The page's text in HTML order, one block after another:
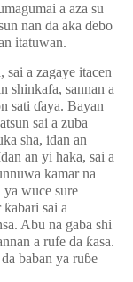
a aza su
nan da aka ɗebo
itatuwan.
sai a zagaye itacen
shinkafa, sannan a
sati ɗaya. Bayan
sai a zuba
sha, idan an
an yi haka, sai a
kamar na
ya wuce sure
ƙabari sai a
Abu na gaba shi
a rufe da ƙasa.
baban ya ruɓe